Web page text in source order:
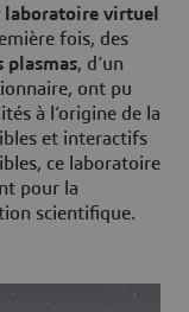
laboratoire virtuel
fois, des
plasmas, d’un
ont pu
à l’origine de la
et interactifs
ce laboratoire
pour la
scientifique.